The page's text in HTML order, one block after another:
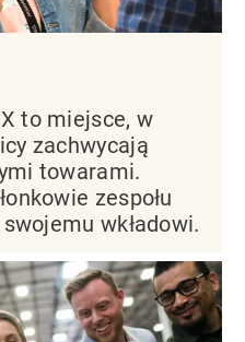
to miejsce, w
zachwycają
towarami.
zespołu
wkładowi.